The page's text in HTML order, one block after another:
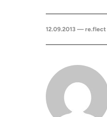
12.09.2013 — re.flect